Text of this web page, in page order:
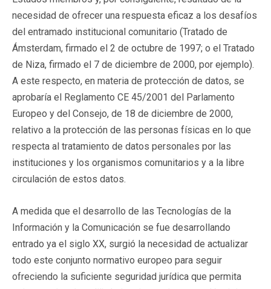
necesidad de ofrecer una respuesta eficaz a los desafíos
del entramado institucional comunitario (Tratado de
Ámsterdam, firmado el 2 de octubre de 1997; o el Tratado
de Niza, firmado el 7 de diciembre de 2000, por ejemplo).
A este respecto, en materia de protección de datos, se
aprobaría el Reglamento CE 45/2001 del Parlamento
Europeo y del Consejo, de 18 de diciembre de 2000,
relativo a la protección de las personas físicas en lo que
respecta al tratamiento de datos personales por las
instituciones y los organismos comunitarios y a la libre
circulación de estos datos.
A medida que el desarrollo de las Tecnologías de la
Información y la Comunicación se fue desarrollando
entrado ya el siglo XX, surgió la necesidad de actualizar
todo este conjunto normativo europeo para seguir
ofreciendo la suficiente seguridad jurídica que permita